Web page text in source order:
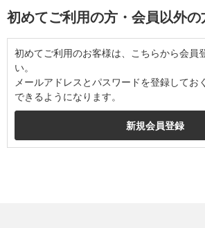
初めてご利用の方・会員以外の
初めてご利用のお客様は、こちらから会員
い。
メールアドレスとパスワードを登録してお
できるようになります。